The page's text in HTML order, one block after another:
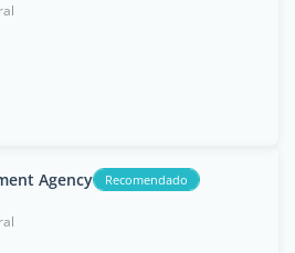
Agency Recomendado